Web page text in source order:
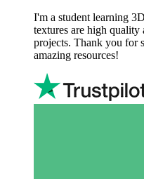
I'm a student learning
textures are high
projects. Thank you for
amazing resources!